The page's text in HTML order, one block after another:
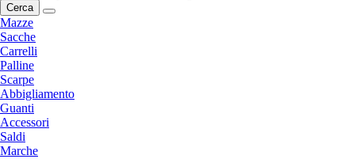
Cerca
Mazze
Sacche
Carrelli
Palline
Scarpe
Abbigliamento
Guanti
Accessori
Saldi
Marche